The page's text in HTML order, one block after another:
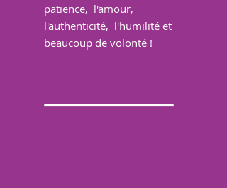
patience, l'amour,
l'authenticité, l'humilité et
beaucoup de volonté !